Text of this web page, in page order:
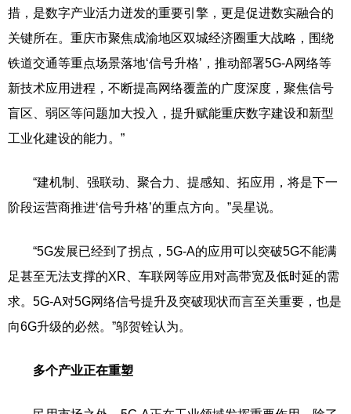
措，是数字产业活力迸发的重要引擎，更是促进数实融合的
关键所在。重庆市聚焦成渝地区双城经济圈重大战略，围绕
铁道交通等重点场景落地‘信号升格’，推动部署5G-A网络等
新技术应用进程，不断提高网络覆盖的广度深度，聚焦信号
盲区、弱区等问题加大投入，提升赋能重庆数字建设和新型
工业化建设的能力。”
“建机制、强联动、聚合力、提感知、拓应用，将是下一
阶段运营商推进‘信号升格’的重点方向。”吴星说。
“5G发展已经到了拐点，5G-A的应用可以突破5G不能满
足甚至无法支撑的XR、车联网等应用对高带宽及低时延的需
求。5G-A对5G网络信号提升及突破现状而言至关重要，也是
向6G升级的必然。”邬贺铨认为。
多个产业正在重塑